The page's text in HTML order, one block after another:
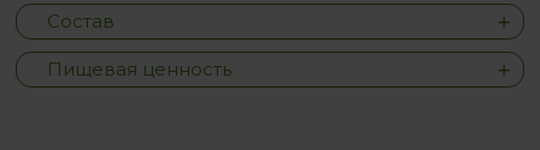
Состав
Пищевая ценность